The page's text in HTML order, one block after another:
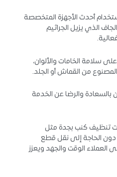
أحدث الأجهزة المتخصصة
الذي يزيل الجراثيم
سلامة الخامات والألوان،
من القماش أو الجلد.
والرضا عن الخدمة
تنظيف كنب بجدة مثل
الحاجة إلى نقل قطع
العملاء الوقت والجهد ويعزز